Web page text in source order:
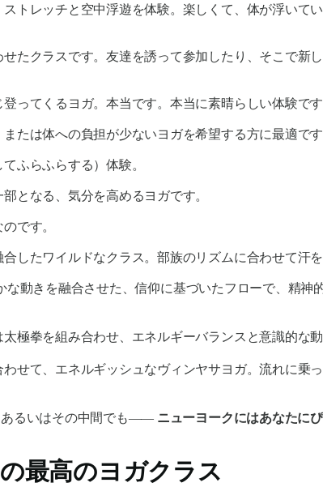
トレッチと空中浮遊を体験。楽しくて、体が浮いて
たクラスです。友達を誘って参加したり、そこで新
ってくるヨガ。本当です。本当に素晴らしい体験です
たは体への負担が少ないヨガを希望する方に最適です
ふらふらする）体験。
となる、気分を高めるヨガです。
です。
したワイルドなクラス。部族のリズムに合わせて汗を
な動きを融合させた、信仰に基づいたフローで、精神
極拳を組み合わせ、エネルギーバランスと意識的な動
せて、エネルギッシュなヴィンヤサヨガ。流れに乗
あるいはその中間でも―― ニューヨークにはあなたに
最高のヨガクラス